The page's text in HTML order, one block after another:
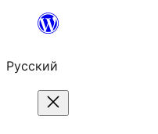
Перейти
содержимому
Русский